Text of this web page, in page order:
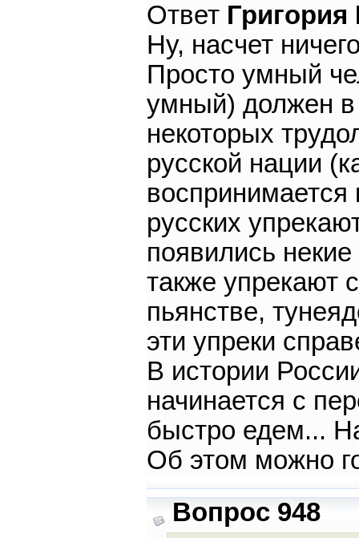
Ответ
Ну, насчет
Просто умный
умный) должен
некоторых
русской нации
русских
появились
также упрекают
пьянстве,
эти упреки
В истории
начинается с
быстро едем...
Об этом можно
Вопрос 948